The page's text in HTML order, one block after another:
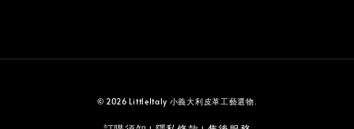
© 2026 LittleItaly 小義大利皮革工藝選物.